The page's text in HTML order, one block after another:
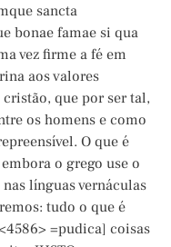
sancta
bonae famae si qua
vez firme a fé em
aos valores
que por ser tal,
os homens e como
O que é
o grego use o
línguas vernáculas
tudo o que é
=pudica] coisas